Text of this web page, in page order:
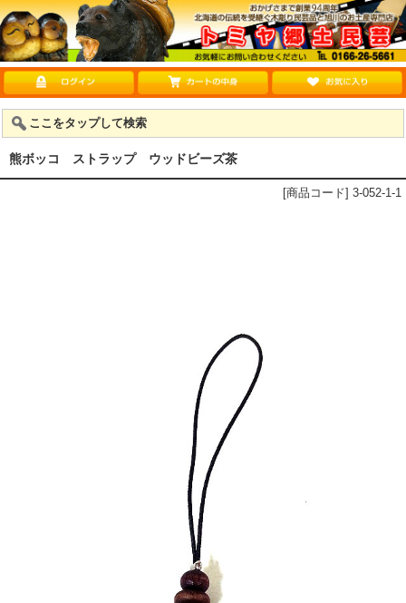
ここをタップして検索
熊ボッコ ストラップ ウッドビーズ茶
[商品コード] 3-052-1-1